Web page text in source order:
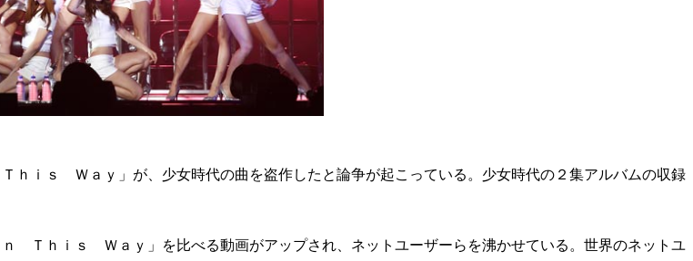
ｉｓ Ｗａｙ」が、少女時代の曲を盗作したと論争が起こっている。少女時代の２集アルバムの収録
Ｔｈｉｓ Ｗａｙ」を比べる動画がアップされ、ネットユーザーらを沸かせている。世界のネットユ